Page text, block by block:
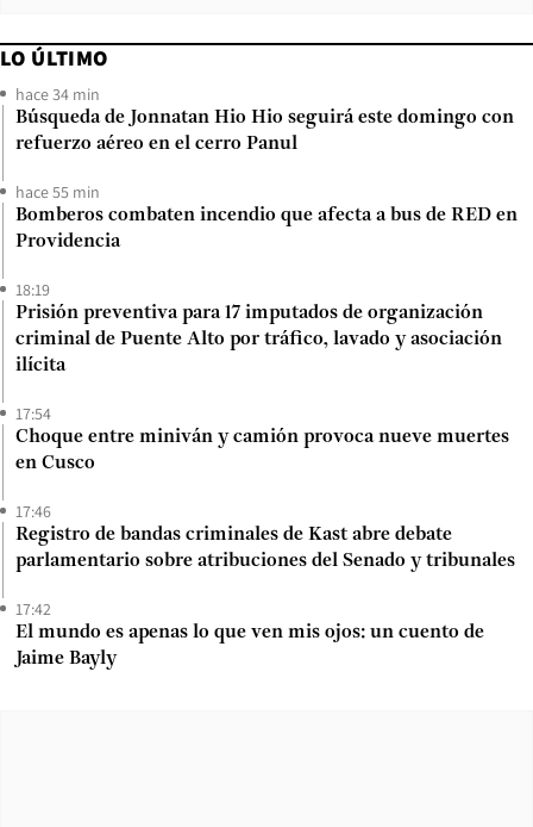
LO ÚLTIMO
hace 34 min
Búsqueda de Jonnatan Hio Hio seguirá este domingo con
refuerzo aéreo en el cerro Panul
hace 55 min
Bomberos combaten incendio que afecta a bus de RED en
Providencia
18:19
Prisión preventiva para 17 imputados de organización
criminal de Puente Alto por tráfico, lavado y asociación
ilícita
17:54
Choque entre miniván y camión provoca nueve muertes
en Cusco
17:46
Registro de bandas criminales de Kast abre debate
parlamentario sobre atribuciones del Senado y tribunales
17:42
El mundo es apenas lo que ven mis ojos: un cuento de
Jaime Bayly